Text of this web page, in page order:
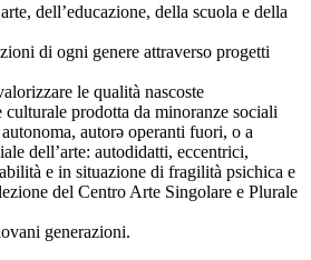
dell’educazione, della scuola e della
di ogni genere attraverso progetti
le qualità nascoste
culturale prodotta da minoranze sociali
autorə operanti fuori, o a
dell’arte: autodidatti, eccentrici,
e in situazione di fragilità psichica e
del Centro Arte Singolare e Plurale
generazioni.